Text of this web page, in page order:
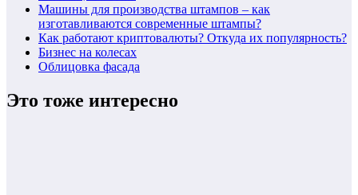
Машины для производства штампов – как
изготавливаются современные штампы?
Как работают криптовалюты? Откуда их популярность?
Бизнес на колесах
Облицовка фасада
Это тоже интересно